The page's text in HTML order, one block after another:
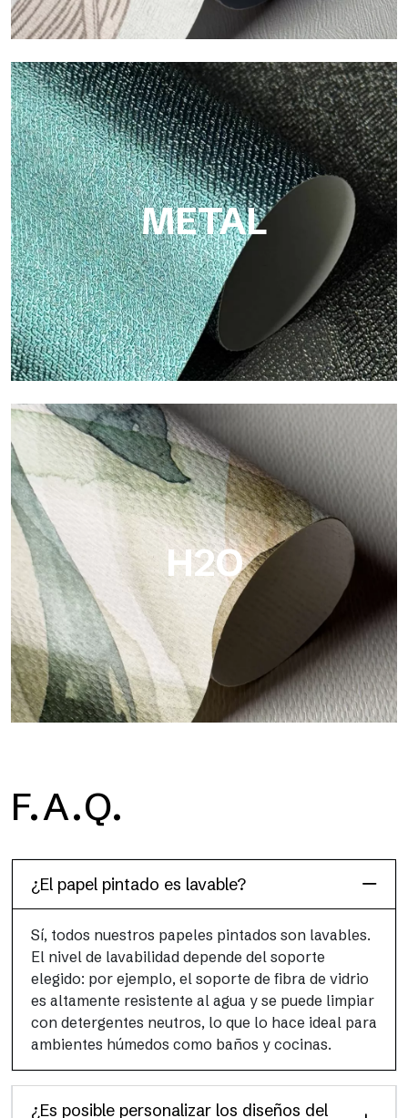
ECO
Eco de Tecnografica es el papel pintado ecológico de fibra de
celulosa: soporte sostenible, sin PVC, con colores claros y de
alta calidad.
METAL
Metal
Metal es el papel pintado metálico de Tecnografica, con
reflejos metálicos únicos que resaltan los colores oro, plata,
cobre y ricos.
H2O
H2O es el papel pintado de baño de fibra de vidrio
impermeable, ideal para cabinas de ducha y ambientes
F.A.Q.
¿El papel pintado es lavable?
Sí, todos nuestros papeles pintados son lavables.
El nivel de lavabilidad depende del soporte
elegido: por ejemplo, el soporte de fibra de vidrio
es altamente resistente al agua y se puede limpiar
con detergentes neutros, lo que lo hace ideal para
ambientes húmedos como baños y cocinas.
¿Es posible personalizar los diseños del